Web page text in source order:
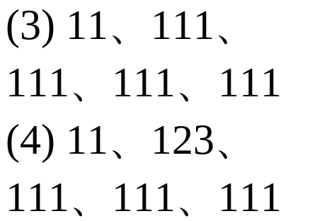
(3) 11、111、
111、111、111
(4) 11、123、
111、111、111